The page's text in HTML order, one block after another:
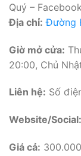
Quý –
Địa chỉ: Đường
Giờ mở cửa:
20:00, Chủ
Liên hệ: Số
Website/Social:
Giá cả: